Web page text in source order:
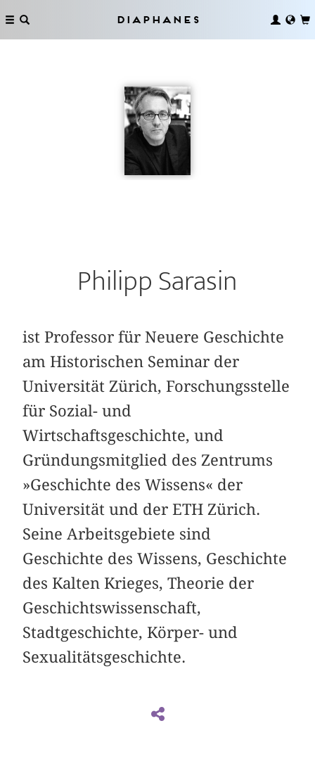
Diaphanes
Philipp Sarasin
ist Professor für Neuere Geschichte
am Historischen Seminar der
Universität Zürich, Forschungsstelle
für Sozial- und
Wirtschaftsgeschichte, und
Gründungsmitglied des Zentrums
»Geschichte des Wissens« der
Universität und der ETH Zürich.
Seine Arbeitsgebiete sind
Geschichte des Wissens, Geschichte
des Kalten Krieges, Theorie der
Geschichtswissenschaft,
Stadtgeschichte, Körper- und
Sexualitätsgeschichte.